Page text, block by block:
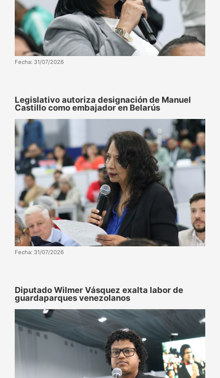
Fecha: 31/07/2026
‌‎Legislativo autoriza designación de Manuel
Castillo como embajador en Belarús
Fecha: 31/07/2026
Diputado Wilmer Vásquez exalta labor de
guardaparques venezolanos